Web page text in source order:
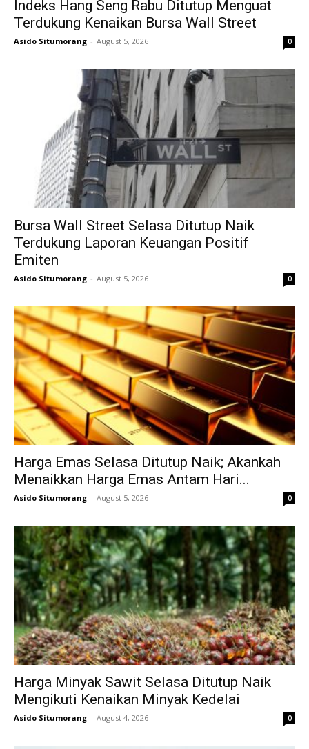
Indeks Hang Seng Rabu Ditutup Menguat
Terdukung Kenaikan Bursa Wall Street
Asido Situmorang - August 5, 2026 0
Bursa Wall Street Selasa Ditutup Naik
Terdukung Laporan Keuangan Positif
Emiten
Asido Situmorang - August 5, 2026 0
Harga Emas Selasa Ditutup Naik; Akankah
Menaikkan Harga Emas Antam Hari...
Asido Situmorang - August 5, 2026 0
Harga Minyak Sawit Selasa Ditutup Naik
Mengikuti Kenaikan Minyak Kedelai
Asido Situmorang - August 4, 2026 0